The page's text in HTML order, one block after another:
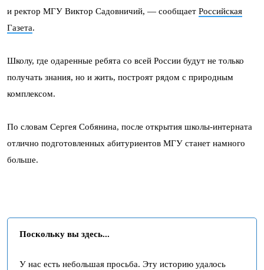
и ректор МГУ Виктор Cадовничий, — сообщает Российская
Газета.
Школу, где одаренные ребята со всей России будут не только
получать знания, но и жить, построят рядом с природным
комплексом.
По словам Сергея Собянина, после открытия школы-интерната
отлично подготовленных абитуриентов МГУ станет намного
больше.
Поскольку вы здесь...
У нас есть небольшая просьба. Эту историю удалось